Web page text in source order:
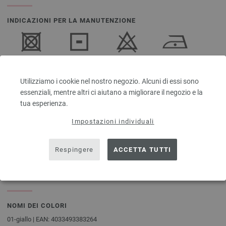
Utilizziamo i cookie nel nostro negozio. Alcuni di essi sono
essenziali, mentre altri ci aiutano a migliorare il negozio e la
tua esperienza.
Impostazioni individuali
Respingere ACCETTA TUTTI
INDICAZIONI PER LA MANUTENZIONE
asciugatrice
non
consentito
consentito
bassa
Lavaggio a
30°C (molto
NOMI DEI COLORI
01-giallo | EAN: 4033493383264